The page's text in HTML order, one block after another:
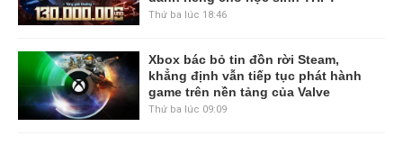
Thứ ba lúc 18:46
Xbox bác bỏ tin đồn rời Steam,
khẳng định vẫn tiếp tục phát hành
game trên nền tảng của Valve
Thứ ba lúc 09:09